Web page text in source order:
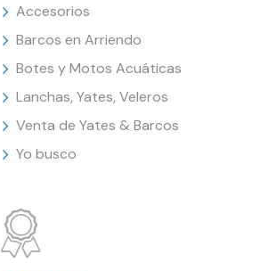
Accesorios
Barcos en Arriendo
Botes y Motos Acuáticas
Lanchas, Yates, Veleros
Venta de Yates & Barcos
Yo busco